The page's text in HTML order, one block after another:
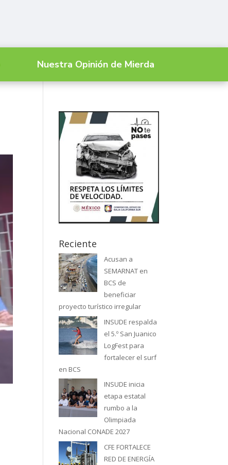
Nuestra Opinión de Mierda
Reciente
Acusan a
SEMARNAT en
BCS de
beneficiar
proyecto turístico irregular
INSUDE respalda
el 5.º San Juanico
LogFest para
fortalecer el surf
en BCS
INSUDE inicia
etapa estatal
rumbo a la
Olimpiada
Nacional CONADE 2027
CFE FORTALECE
RED DE ENERGÍA